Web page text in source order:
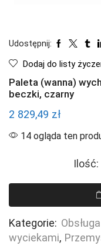
Udostępnij:
Dodaj do listy
Paleta (wanna)
beczki, czarny
2 829,49 zł
14 ogląda ten
Kategorie:
wyciekami,